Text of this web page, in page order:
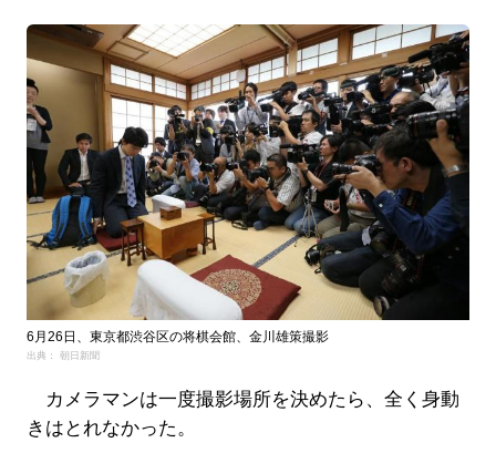
6月26日、東京都渋谷区の将棋会館、金川雄策撮影
出典： 朝日新聞
カメラマンは一度撮影場所を決めたら、全く身動
きはとれなかった。